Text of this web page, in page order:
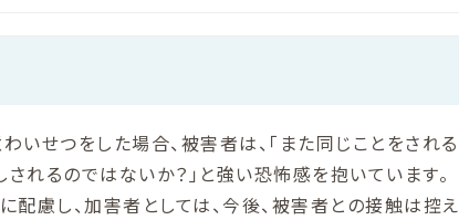
いせつをした場合、被害者は、「また同じことをされる
されるのではないか？」と強い恐怖感を抱いています。
配慮し、加害者としては、今後、被害者との接触は控え